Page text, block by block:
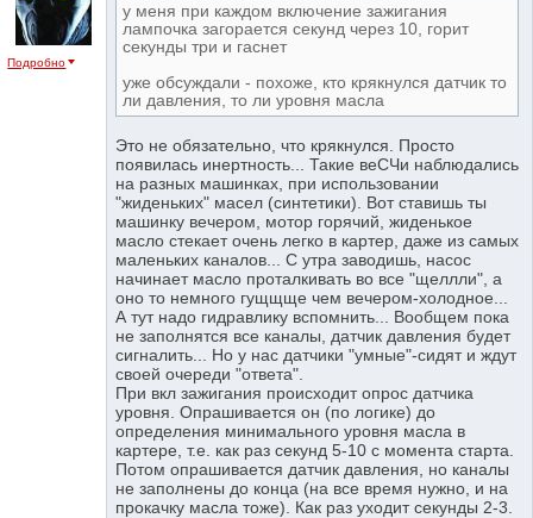
Подробно
у меня при каждом включение зажигания
лампочка загорается секунд через 10, горит
секунды три и гаснет
уже обсуждали - похоже, кто крякнулся датчик то
ли давления, то ли уровня масла
Это не обязательно, что крякнулся. Просто
появилась инертность... Такие веСЧи наблюдались
на разных машинках, при использовании
"жиденьких" масел (синтетики). Вот ставишь ты
машинку вечером, мотор горячий, жиденькое
масло стекает очень легко в картер, даже из самых
маленьких каналов... С утра заводишь, насос
начинает масло проталкивать во все "щеллли", а
оно то немного гущщще чем вечером-холодное...
А тут надо гидравлику вспомнить... Вообщем пока
не заполнятся все каналы, датчик давления будет
сигналить... Но у нас датчики "умные"-сидят и ждут
своей очереди "ответа".
При вкл зажигания происходит опрос датчика
уровня. Опрашивается он (по логике) до
определения минимального уровня масла в
картере, т.е. как раз секунд 5-10 с момента старта.
Потом опрашивается датчик давления, но каналы
не заполнены до конца (на все время нужно, и на
прокачку масла тоже). Как раз уходит секунды 2-3.